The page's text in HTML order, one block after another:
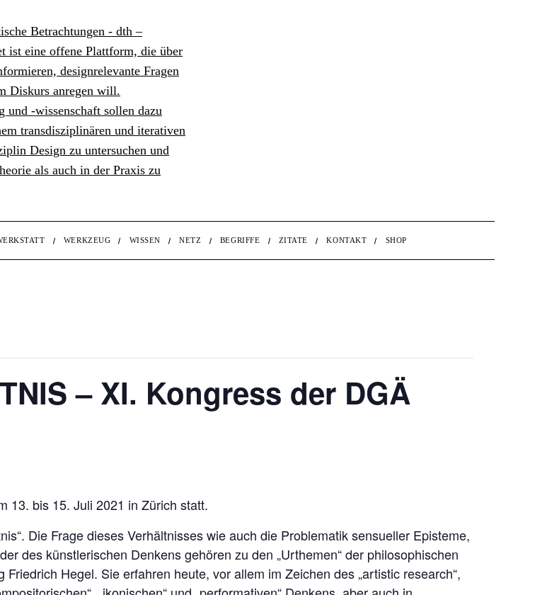
WERKZEUG WISSEN NETZ BEGRIFFE ZITATE KONTAKT SHOP
– XI. Kongress der DGÄ
13. bis 15. Juli 2021 in Zürich statt.
Die Frage dieses Verhältnisses wie auch die Problematik sensueller Episteme,
des künstlerischen Denkens gehören zu den „Urthemen“ der philosophischen
Hegel. Sie erfahren heute, vor allem im Zeichen des „artistic research“,